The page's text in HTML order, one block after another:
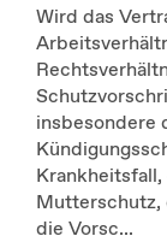
Wird das
insbesondere
Mutterschutz,
die Vorsc...